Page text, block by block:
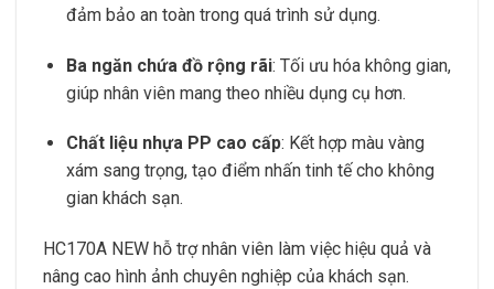
đảm bảo an toàn trong quá trình sử dụng.
Ba ngăn chứa đồ rộng rãi: Tối ưu hóa không gian,
giúp nhân viên mang theo nhiều dụng cụ hơn.
Chất liệu nhựa PP cao cấp: Kết hợp màu vàng
xám sang trọng, tạo điểm nhấn tinh tế cho không
gian khách sạn.
HC170A NEW hỗ trợ nhân viên làm việc hiệu quả và
nâng cao hình ảnh chuyên nghiệp của khách sạn.